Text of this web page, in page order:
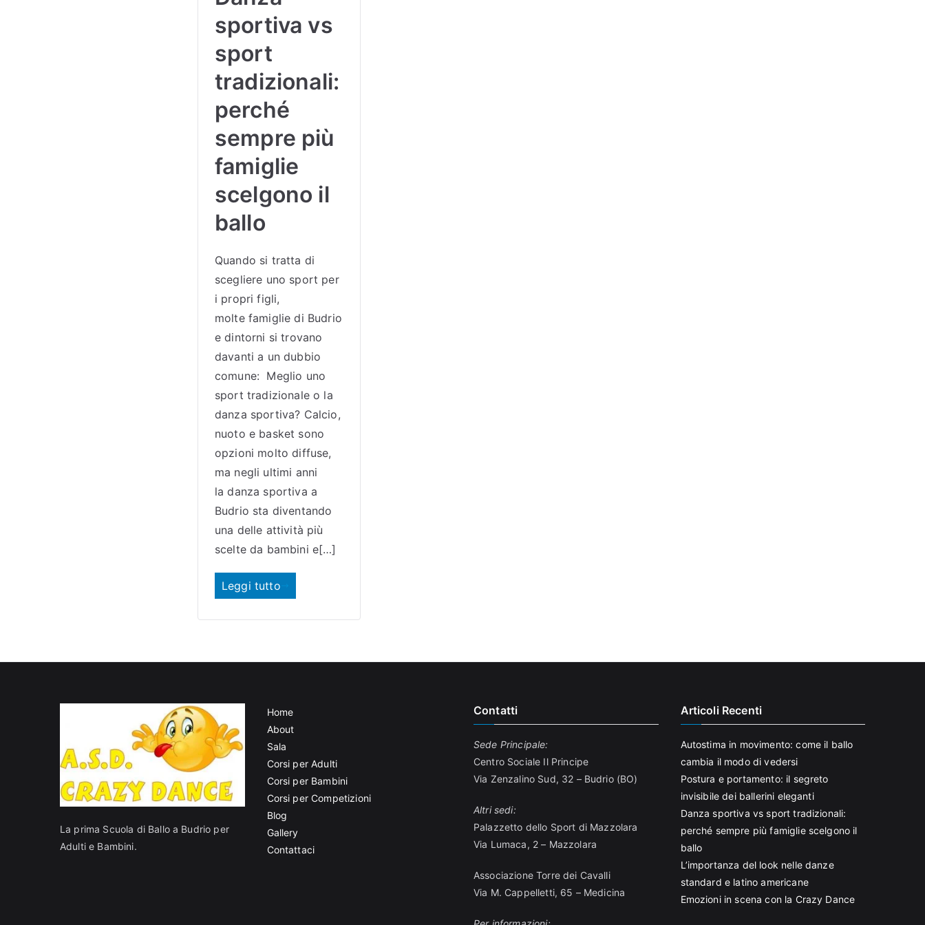
sportiva vs
sport
tradizionali:
perché
sempre più
famiglie
scelgono il
ballo
Quando si tratta di
scegliere uno sport per
i propri figli,
molte famiglie di Budrio
e dintorni si trovano
davanti a un dubbio
comune: Meglio uno
sport tradizionale o la
danza sportiva? Calcio,
nuoto e basket sono
opzioni molto diffuse,
ma negli ultimi anni
la danza sportiva a
Budrio sta diventando
una delle attività più
scelte da bambini e[…]
Leggi tutto
La prima Scuola di Ballo a Budrio per
Adulti e Bambini.
Home
About
Sala
Corsi per Adulti
Corsi per Bambini
Corsi per Competizioni
Blog
Gallery
Contattaci
Contatti
Sede Principale:
Centro Sociale Il Principe
Via Zenzalino Sud, 32 – Budrio (BO)
Altri sedi:
Palazzetto dello Sport di Mazzolara
Via Lumaca, 2 – Mazzolara
Associazione Torre dei Cavalli
Via M. Cappelletti, 65 – Medicina
Articoli Recenti
Autostima in movimento: come il ballo
cambia il modo di vedersi
Postura e portamento: il segreto
invisibile dei ballerini eleganti
Danza sportiva vs sport tradizionali:
perché sempre più famiglie scelgono il
ballo
L’importanza del look nelle danze
standard e latino americane
Emozioni in scena con la Crazy Dance